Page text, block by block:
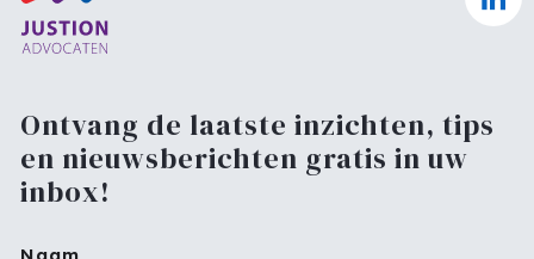
Ontvang de laatste inzichten, tips
en nieuwsberichten gratis in uw
inbox!
Naam